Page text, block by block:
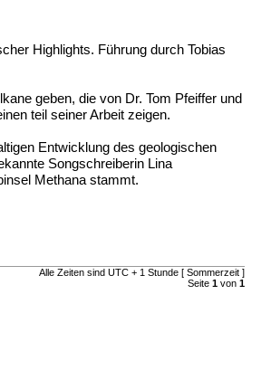
Highlights. Führung durch Tobias
geben, die von Dr. Tom Pfeiffer und
teil seiner Arbeit zeigen.
Entwicklung des geologischen
Songschreiberin Lina
Methana stammt.
Alle Zeiten sind UTC + 1 Stunde [ Sommerzeit ]
Seite 1von 1